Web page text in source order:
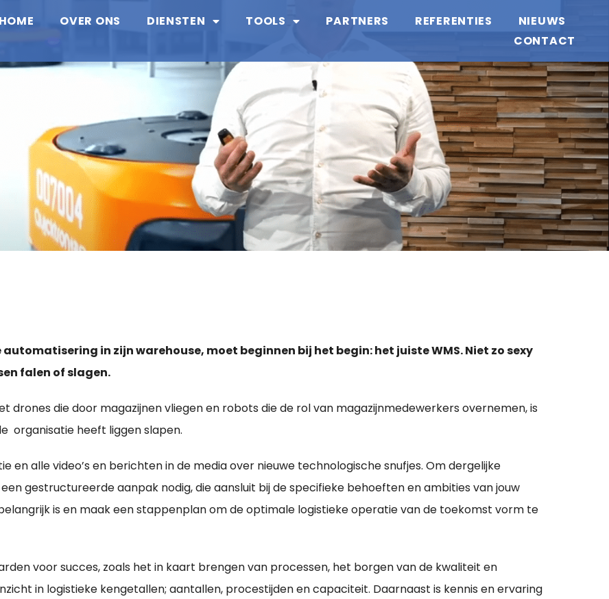
HOME OVER ONS DIENSTEN TOOLS PARTNERS REFERENTIES
NIEUWS
CONTACT
in zijn warehouse, moet beginnen bij het begin: het juiste WMS. Niet zo sexy
falen of slagen.
die door magazijnen vliegen en robots die de rol van magazijnmedewerkers overnemen, is
organisatie heeft liggen slapen.
en alle video’s en berichten in de media over nieuwe technologische snufjes. Om dergelijke
gestructureerde aanpak nodig, die aansluit bij de specifieke behoeften en ambities van jouw
is en maak een stappenplan om de optimale logistieke operatie van de toekomst vorm te
voor succes, zoals het in kaart brengen van processen, het borgen van de kwaliteit en
in logistieke kengetallen; aantallen, procestijden en capaciteit. Daarnaast is kennis en ervaring